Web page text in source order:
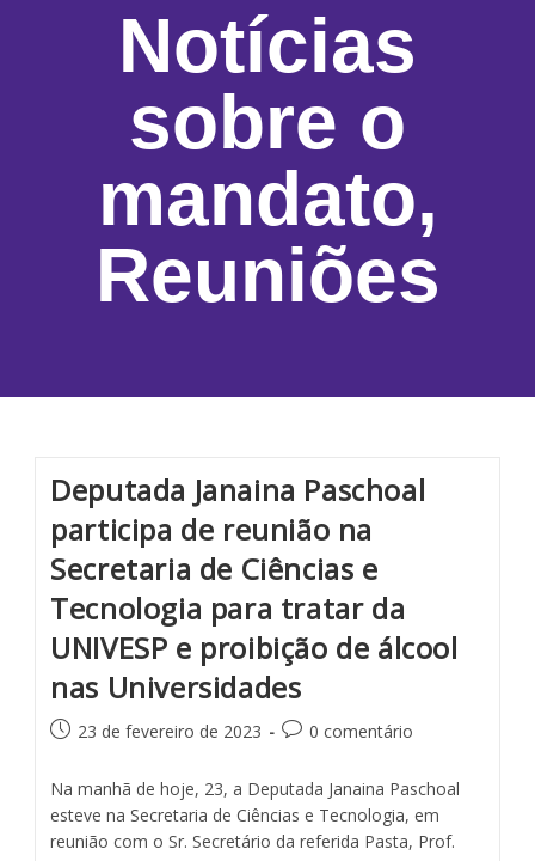
Notícias
sobre o
mandato,
Reuniões
Deputada Janaina Paschoal
participa de reunião na
Secretaria de Ciências e
Tecnologia para tratar da
UNIVESP e proibição de álcool
nas Universidades
23 de fevereiro de 2023 0 comentário
Na manhã de hoje, 23, a Deputada Janaina Paschoal
esteve na Secretaria de Ciências e Tecnologia, em
reunião com o Sr. Secretário da referida Pasta, Prof.